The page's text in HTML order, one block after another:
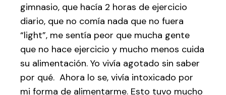
gimnasio, que hacía 2 horas de ejercicio
diario, que no comía nada que no fuera
“light”, me sentía peor que mucha gente
que no hace ejercicio y mucho menos cuida
su alimentación. Yo vivía agotado sin saber
por qué. Ahora lo se, vivía intoxicado por
mi forma de alimentarme. Esto tuvo mucho